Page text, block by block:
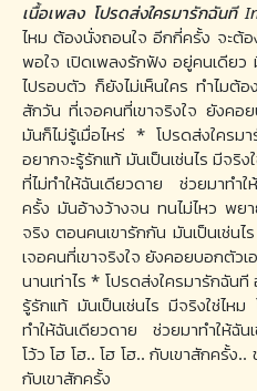
เนื้อเพลง โปรดส่งใครมารักฉันที
ไหม ต้องนั่งถอนใจ อีกกี่ครั้ง จะต้
พอใจ เปิดเพลงรักฟัง อยู่คนเดียว
ไปรอบตัว ก็ยังไม่เห็นใคร ทำไมต้
สักวัน ที่เจอคนที่เขาจริงใจ ยังคอ
มันก็ไม่รู้เมื่อไหร่ * โปรดส่งใครม
อยากจะรู้รักแท้ มันเป็นเช่นไร มีจริง
ที่ไม่ทำให้ฉันเดียวดาย ช่วยมาทำใ
ครั้ง มันอ้างว้างจน ทนไม่ไหว พย
จริง ตอนคนเขารักกัน มันเป็นเช่น
เจอคนที่เขาจริงใจ ยังคอยบอกตัว
นานเท่าไร * โปรดส่งใครมารักฉัน
รู้รักแท้ มันเป็นเช่นไร มีจริงใช่ไห
ทำให้ฉันเดียวดาย ช่วยมาทำให้ฉัน
โว้ว โฮ โฮ.. โฮ โฮ.. กับเขาสักครั้ง..
กับเขาสักครั้ง